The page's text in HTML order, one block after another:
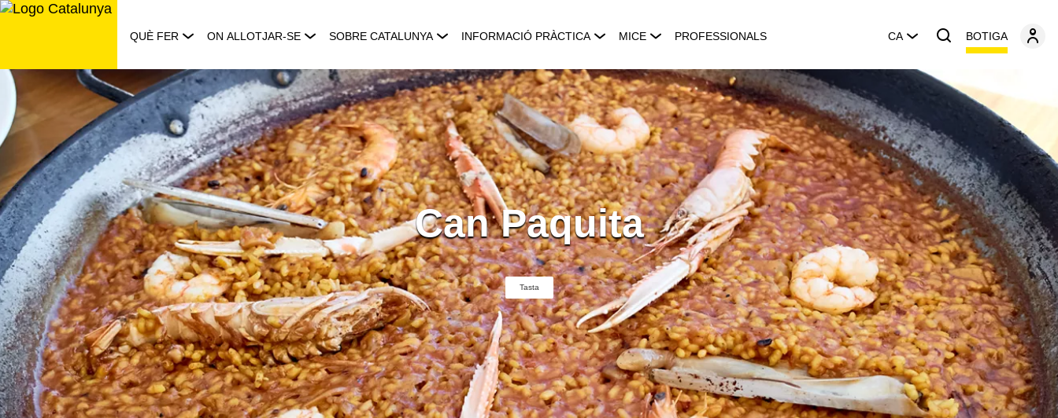
Saltar
QUÈ FER ON ALLOTJAR-SE SOBRE CATALUNYA INFORMACIÓ PRÀCTICA MICE PROFESSIONALS CA BOTIGA
Can Paquita
Tasta